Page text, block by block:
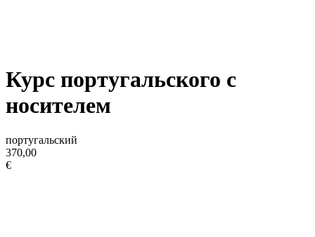
Курс португальского с
носителем
португальский
370,00
€